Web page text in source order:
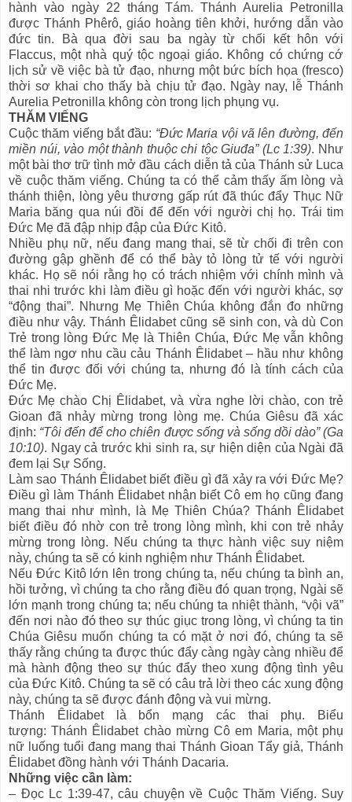
hành vào ngày 22 tháng Tám. Thánh Aurelia Petronilla
được Thánh Phêrô, giáo hoàng tiên khởi, hướng dẫn vào
đức tin. Bà qua đời sau ba ngày từ chối kết hôn với
Flaccus, một nhà quý tộc ngoại giáo. Không có chứng cớ
lịch sử về việc bà tử đạo, nhưng một bức bích họa (fresco)
thời sơ khai cho thấy bà chịu tử đạo. Ngày nay, lễ Thánh
Aurelia Petronilla không còn trong lịch phụng vụ.
THĂM VIẾNG
Cuộc thăm viếng bắt đầu: “Đức Maria vội vã lên đường, đến
miền núi, vào một thành thuộc chi tộc Giuđa” (Lc 1:39). Như
một bài thơ trữ tình mở đầu cách diễn tả của Thánh sử Luca
về cuộc thăm viếng. Chúng ta có thể cảm thấy ấm lòng và
thánh thiện, lòng yêu thương gấp rút đã thúc đẩy Thục Nữ
Maria băng qua núi đồi để đến với người chị họ. Trái tim
Đức Mẹ đã đập nhịp đập của Đức Kitô.
Nhiều phụ nữ, nếu đang mang thai, sẽ từ chối đi trên con
đường gập ghềnh để có thể bày tỏ lòng tử tế với người
khác. Họ sẽ nói rằng họ có trách nhiệm với chính mình và
thai nhi trước khi làm điều gì hoặc đến với người khác, sợ
“động thai”. Nhưng Mẹ Thiên Chúa không đắn đo những
điều như vậy. Thánh Êlidabet cũng sẽ sinh con, và dù Con
Trẻ trong lòng Đức Mẹ là Thiên Chúa, Đức Mẹ vẫn không
thể làm ngơ nhu cầu cảu Thánh Êlidabet – hầu như không
thể tin được đối với chúng ta, nhưng đó là tính cách của
Đức Mẹ.
Đức Mẹ chào Chị Êlidabet, và vừa nghe lời chào, con trẻ
Gioan đã nhảy mừng trong lòng mẹ. Chúa Giêsu đã xác
định: “Tôi đến để cho chiên được sống và sống dồi dào” (Ga
10:10). Ngay cả trước khi sinh ra, sự hiện diện của Ngài đã
đem lại Sự Sống.
Làm sao Thánh Êlidabet biết điều gì đã xảy ra với Đức Mẹ?
Điều gì làm Thánh Êlidabet nhận biết Cô em họ cũng đang
mang thai như mình, là Mẹ Thiên Chúa? Thánh Êlidabet
biết điều đó nhờ con trẻ trong lòng mình, khi con trẻ nhảy
mừng trong lòng. Nếu chúng ta thực hành việc suy niệm
này, chúng ta sẽ có kinh nghiệm như Thánh Êlidabet.
Nếu Đức Kitô lớn lên trong chúng ta, nếu chúng ta bình an,
hồi tưởng, vì chúng ta cho rằng điều đó quan trọng, Ngài sẽ
lớn mạnh trong chúng ta; nếu chúng ta nhiệt thành, “vội vã”
đến nơi nào đó theo sự thúc giục trong lòng, vì chúng ta tin
Chúa Giêsu muốn chúng ta có mặt ở nơi đó, chúng ta sẽ
thấy rằng chúng ta được thúc đẩy càng ngày càng nhiều để
mà hành động theo sự thúc đẩy theo xung động tình yêu
của Đức Kitô. Chúng ta sẽ có câu trả lời theo các xung động
này, chúng ta sẽ được đánh động và vui mừng.
Thánh Êlidabet là bổn mạng các thai phụ. Biểu
tượng: Thánh Êlidabet chào mừng Cô em Maria, một phụ
nữ luống tuổi đang mang thai Thánh Gioan Tẩy giả, Thánh
Êlidabet đồng hành với Thánh Dacaria.
Những việc cần làm:
– Đọc Lc 1:39-47, câu chuyện về Cuộc Thăm Viếng. Suy